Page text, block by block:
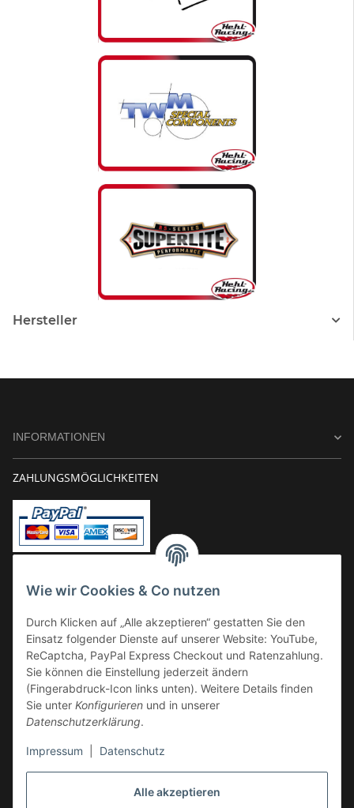
Alle akzeptieren
Wie wir Cookies & Co nutzen
Durch Klicken auf „Alle akzeptieren“ gestatten Sie den
Einsatz folgender Dienste auf unserer Website: YouTube,
ReCaptcha, PayPal Express Checkout und Ratenzahlung.
Sie können die Einstellung jederzeit ändern
(Fingerabdruck-Icon links unten). Weitere Details finden
Sie unter Konfigurieren und in unserer
Datenschutzerklärung.
Impressum Datenschutz
Hersteller
INFORMATIONEN
ZAHLUNGSMÖGLICHKEITEN
Kauf auf Rechnung
VERSAND